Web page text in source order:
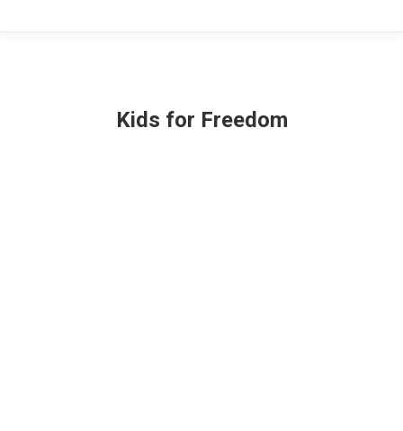
Kids for Freedom